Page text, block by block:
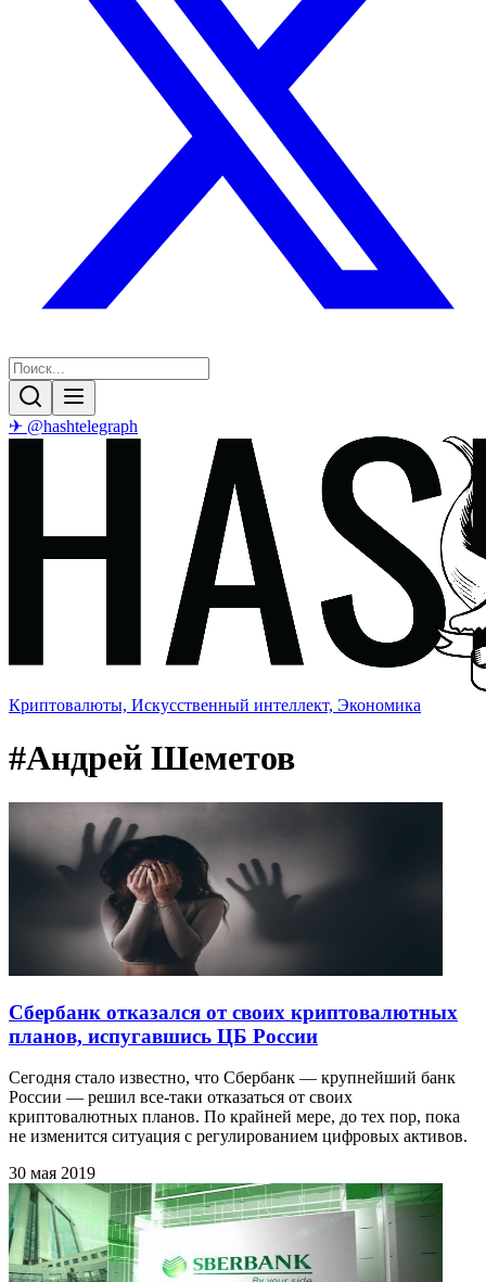
✈ @hashtelegraph
Криптовалюты, Искусственный интеллект, Экономика
#Андрей Шеметов
Сбербанк отказался от своих криптовалютных
планов, испугавшись ЦБ России
Сегодня стало известно, что Сбербанк — крупнейший банк
России — решил все-таки отказаться от своих
криптовалютных планов. По крайней мере, до тех пор, пока
не изменится ситуация с регулированием цифровых активов.
30 мая 2019